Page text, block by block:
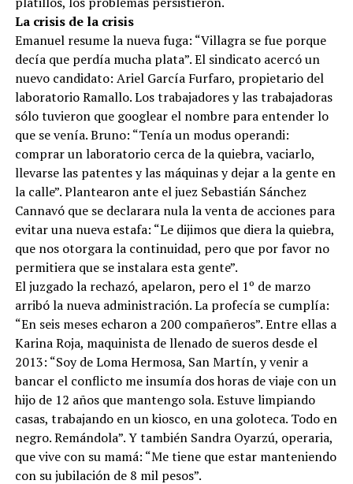
La crisis de la crisis
Emanuel resume la nueva fuga: “Villagra se fue porque
decía que perdía mucha plata”. El sindicato acercó un
nuevo candidato: Ariel García Furfaro, propietario del
laboratorio Ramallo. Los trabajadores y las trabajadoras
sólo tuvieron que googlear el nombre para entender lo
que se venía. Bruno: “Tenía un modus operandi:
comprar un laboratorio cerca de la quiebra, vaciarlo,
llevarse las patentes y las máquinas y dejar a la gente en
la calle”. Plantearon ante el juez Sebastián Sánchez
Cannavó que se declarara nula la venta de acciones para
evitar una nueva estafa: “Le dijimos que diera la quiebra,
que nos otorgara la continuidad, pero que por favor no
permitiera que se instalara esta gente”.
El juzgado la rechazó, apelaron, pero el 1º de marzo
arribó la nueva administración. La profecía se cumplía:
“En seis meses echaron a 200 compañeros”. Entre ellas a
Karina Roja, maquinista de llenado de sueros desde el
2013: “Soy de Loma Hermosa, San Martín, y venir a
bancar el conflicto me insumía dos horas de viaje con un
hijo de 12 años que mantengo sola. Estuve limpiando
casas, trabajando en un kiosco, en una goloteca. Todo en
negro. Remándola”. Y también Sandra Oyarzú, operaria,
que vive con su mamá: “Me tiene que estar manteniendo
con su jubilación de 8 mil pesos”.